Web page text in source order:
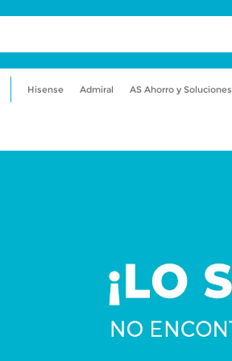
Hisense Admiral AS Ahorro y Soluciones
nevera